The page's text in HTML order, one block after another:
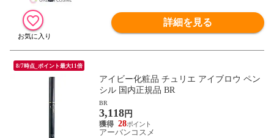
詳細を見る
8/7時点_ポイント最大11倍
アイビー化粧品 チュリエ アイブロウ ペン
シル 国内正規品 BR
BR
3,118円
28
アーバンコスメ